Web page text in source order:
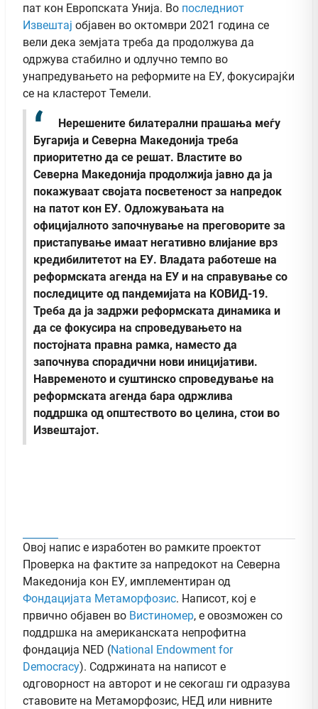
пат кон Европската Унија. Во последниот
Извештај објавен во октомври 2021 година се
вели дека земјата треба да продолжува да
одржува стабилно и одлучно темпо во
унапредувањето на реформите на ЕУ, фокусирајќи
се на кластерот Темели.
Нерешените билатерални прашања меѓу
Бугарија и Северна Македонија треба
приоритетно да се решат. Властите во
Северна Македонија продолжија јавно да ја
покажуваат својата посветеност за напредок
на патот кон ЕУ. Одложувањата на
официјалното започнување на преговорите за
пристапување имаат негативно влијание врз
кредибилитетот на ЕУ. Владата работеше на
реформската агенда на ЕУ и на справување со
последиците од пандемијата на КОВИД-19.
Треба да ја задржи реформската динамика и
да се фокусира на спроведувањето на
постојната правна рамка, наместо да
започнува спорадични нови иницијативи.
Навременото и суштинско спроведување на
реформската агенда бара одржлива
поддршка од општеството во целина, стои во
Извештајот.
Овој напис е изработен во рамките проектот
Проверка на фактите за напредокот на Северна
Македонија кон ЕУ, имплементиран од
Фондацијата Метаморфозис. Написот, кој е
првично објавен во Вистиномер, e овозможен со
поддршка на американската непрофитна
фондација NED (National Endowment for
Democracy). Содржината на написот е
одговорност на авторот и не секогаш ги одразува
ставовите на Метаморфозис, НЕД или нивните